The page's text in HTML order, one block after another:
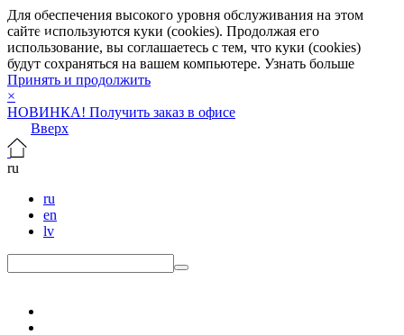
Для обеспечения высокого уровня обслуживания на этом
сайте используются куки (cookies). Продолжая его
использование, вы соглашаетесь с тем, что куки (cookies)
будут сохраняться на вашем компьютере. Узнать больше
Принять и продолжить
×
НОВИНКА! Получить заказ в офисе
Вверх
ru
ru
en
lv